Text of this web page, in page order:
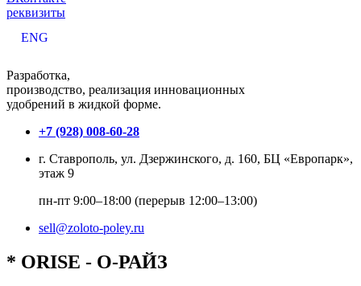
реквизиты
ENG
Разработка,
производство, реализация инновационных
удобрений в жидкой форме.
+7 (928) 008-60-28
г. Ставрополь, ул. Дзержинского, д. 160, БЦ «Европарк»,
этаж 9
пн-пт 9:00–18:00 (перерыв 12:00–13:00)
sell@zoloto-poley.ru
* ORISE - О-РАЙЗ